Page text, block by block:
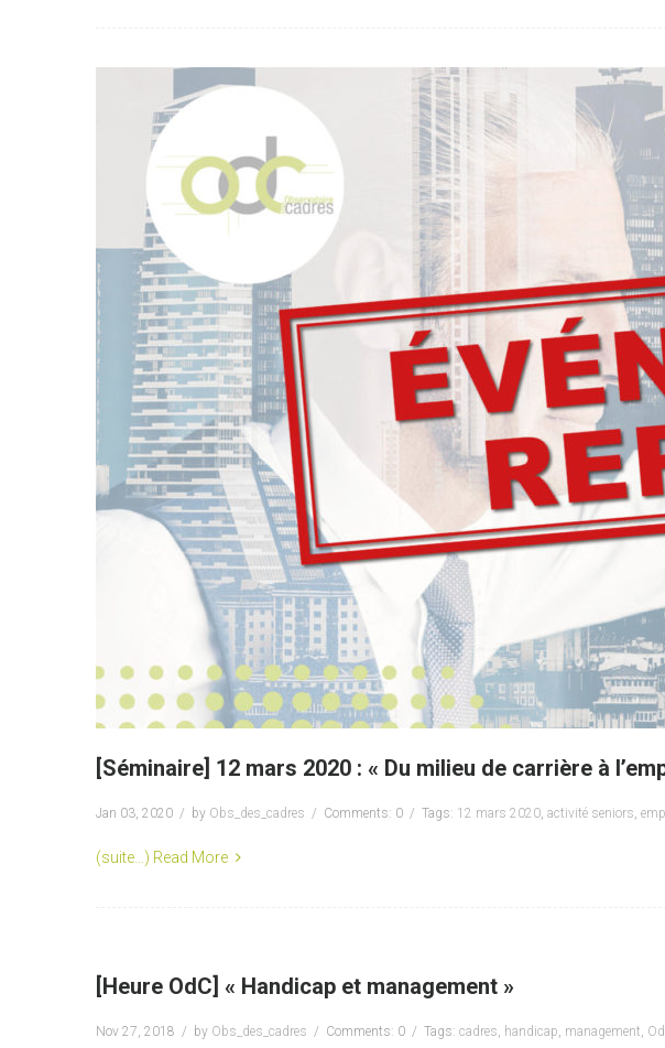
[Séminaire] 12 mars 2020 : « Du milieu de carrière à
Jan 03, 2020 by Obs_des_cadres Comments: 0 Tags: 12 mars 2020, activité seniors,
(suite…) Read More
[Heure OdC] « Handicap et management »
Nov 27, 2018 by Obs_des_cadres Comments: 0 Tags: cadres, handicap, management,